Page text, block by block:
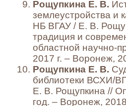
Рощупкина Е. В.
землеустройства и
НБ ВГАУ / Е. В.
традиция и
областной научно-
2017 г. – Воронеж,
Рощупкина Е. В.
библиотеки ВСХИ/
Е. В. Рощупкина //
год. – Воронеж,